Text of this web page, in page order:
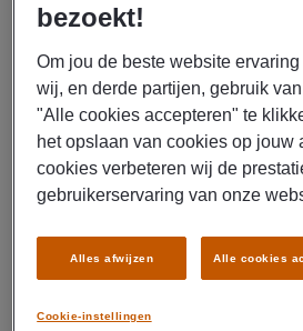
Hays B.V.
Operator A of B
Emmen (2-ploegen)
€ 18,00 - € 25,00 Per uur
Emmen
Fulltime
MBO
Uitzenden
bezoekt!
Om jou de beste website
wij, en derde partijen, gebruik
"Alle cookies accepteren" te
het opslaan van cookies op jouw
cookies verbeteren wij de
gebruikerservaring van onze
Cookie-instellingen
Alles afwijzen Alle cookies